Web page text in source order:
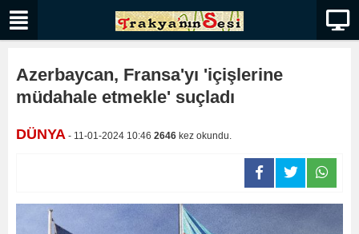
Azerbaycan, Fransa'yı 'içişlerine
müdahale etmekle' suçladı
DÜNYA - 11-01-2024 10:46 2646 kez okundu.